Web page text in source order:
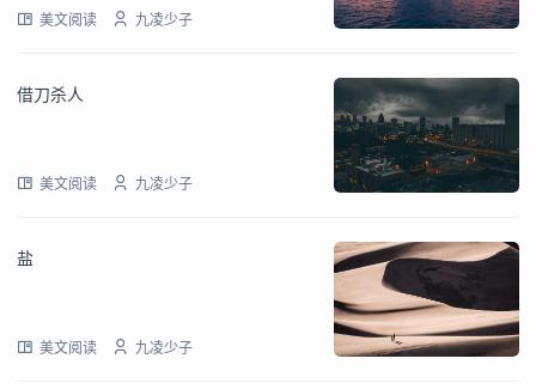
美文阅读 九凌少子
借刀杀人
美文阅读 九凌少子
盐
美文阅读 九凌少子